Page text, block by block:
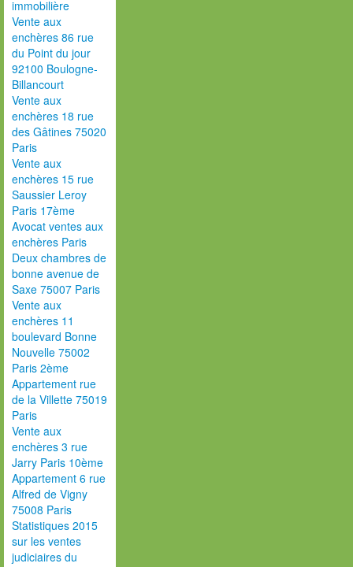
immobilière
Vente aux
enchères 86 rue
du Point du jour
92100 Boulogne-
Billancourt
Vente aux
enchères 18 rue
des Gâtines 75020
Paris
Vente aux
enchères 15 rue
Saussier Leroy
Paris 17ème
Avocat ventes aux
enchères Paris
Deux chambres de
bonne avenue de
Saxe 75007 Paris
Vente aux
enchères 11
boulevard Bonne
Nouvelle 75002
Paris 2ème
Appartement rue
de la Villette 75019
Paris
Vente aux
enchères 3 rue
Jarry Paris 10ème
Appartement 6 rue
Alfred de Vigny
75008 Paris
Statistiques 2015
sur les ventes
judiciaires du